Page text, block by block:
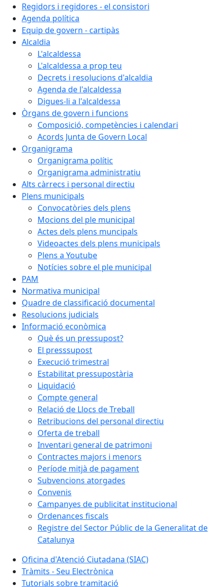
Regidors i regidores - el consistori
Agenda política
Equip de govern - cartipàs
Alcaldia
L'alcaldessa
L'alcaldessa a prop teu
Decrets i resolucions d'alcaldia
Agenda de l'alcaldessa
Digues-li a l'alcaldessa
Òrgans de govern i funcions
Composició, competències i calendari
Acords Junta de Govern Local
Organigrama
Organigrama polític
Organigrama administratiu
Alts càrrecs i personal directiu
Plens municipals
Convocatòries dels plens
Mocions del ple municipal
Actes dels plens muncipals
Videoactes dels plens municipals
Plens a Youtube
Notícies sobre el ple municipal
PAM
Normativa municipal
Quadre de classificació documental
Resolucions judicials
Informació econòmica
Què és un pressupost?
El presssupost
Execució trimestral
Estabilitat pressupostària
Liquidació
Compte general
Relació de Llocs de Treball
Retribucions del personal directiu
Oferta de treball
Inventari general de patrimoni
Contractes majors i menors
Període mitjà de pagament
Subvencions atorgades
Convenis
Campanyes de publicitat institucional
Ordenances fiscals
Registre del Sector Públic de la Generalitat de
Catalunya
Oficina d'Atenció Ciutadana (SIAC)
Tràmits - Seu Electrònica
Tutorials sobre tramitació